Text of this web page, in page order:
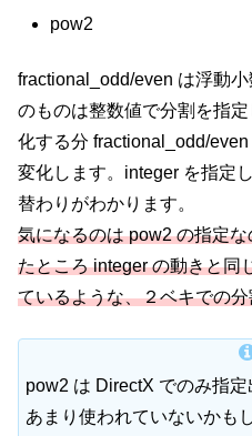
pow2
fractional_odd/even は浮動
のものは整数値で分割を指
化する分 fractional_odd/
変化します。integer を指定
替わりがわかります。
気になるのは pow2 の指定
たところ integer の動きと同
ているような、２ベキでの
pow2 は DirectX でのみ指定
あまり使われていないかも